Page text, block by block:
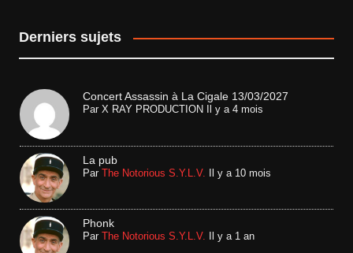
Derniers sujets
Concert Assassin à La Cigale 13/03/2027
Par X RAY PRODUCTION Il y a 4 mois
La pub
Par The Notorious S.Y.L.V. Il y a 10 mois
Phonk
Par The Notorious S.Y.L.V. Il y a 1 an